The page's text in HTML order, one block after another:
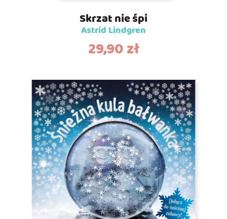
Skrzat nie śpi
Astrid Lindgren
29,90zł